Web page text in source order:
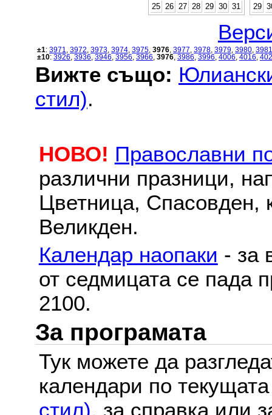
25
26 27 28 29 30 31
29
±1: 3971 3972 3973 3974 3975 3976 3977 3978 3979 3980 3981
±10: 3926 3936 3946 3956 3966 3976 3986 3996 4006 4016
Вижте също:
стил).
НОВО! Православни
различни празници,
Цветница, Спасовден,
Великден.
Календар наопаки - за
от седмицата се пада
2100.
За програмата
Тук можете да
календари по
стил), за справка или